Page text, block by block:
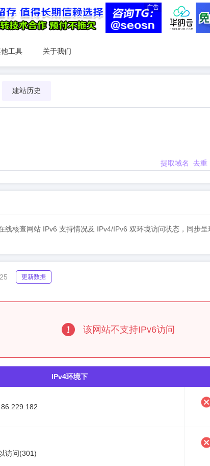
广告
工具 关于我们
建站历史
提取域名 去重
核查网站 IPv6 支持情况及 IPv4/IPv6 双环境访问状态，同步
更新数据
该网站不支持IPv6访问
IPv4环境下
访问(301)